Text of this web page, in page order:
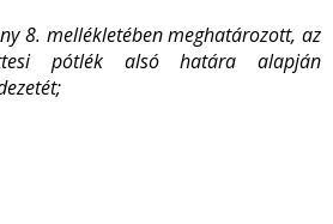
8. mellékletében meghatározott, az
pótlék alsó határa alapján